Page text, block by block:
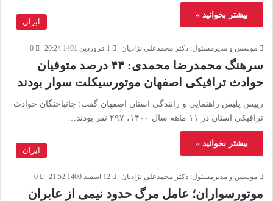
بیشتر بخوانید »
ایران
موسس و مدیرمسئول: دکتر محمدعلی نژادیان 1 فروردین 1401 20:24 0
سرهنگ محمدرضا محمدی: ۴۴ درصد متوفیان
حوادث ترافیکی اصفهان موتورسیکلت سوار بودند
رییس پلیس راهنمایی و رانندگی استان اصفهان گفت: جانباختگان حوادث
ترافیکی استان در ۱۱ ماهه سال ۱۴۰۰، ۲۹۷ نفر بودند…
بیشتر بخوانید »
ایران
موسس و مدیرمسئول: دکتر محمدعلی نژادیان 12 اسفند 1400 21:52 0
موتورسواران؛ عامل مرگ حدود نیمی از عابران